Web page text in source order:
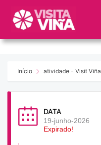
este
web
sistemaInício atividade - Visit Viña
DATA
19-junho-2026
Expirado!